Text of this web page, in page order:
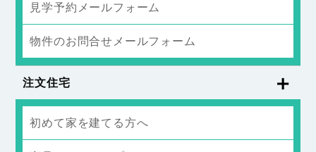
見学予約メールフォーム
物件のお問合せメールフォーム
注文住宅
初めて家を建てる方へ